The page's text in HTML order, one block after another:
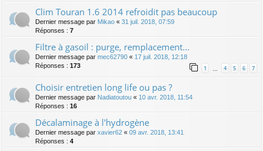
Clim Touran 1.6 2014 refroidit pas beaucoup
Dernier message par Mikao « 31 juil. 2018, 07:59
Réponses : 7
Filtre à gasoil : purge, remplacement...
Dernier message par mec62790 « 17 juil. 2018, 12:18
Réponses : 173 1 … 4 5 6 7
Choisir entretien long life ou pas ?
Dernier message par Nadiatoutou « 10 avr. 2018, 11:54
Réponses : 16
Décalaminage à l'hydrogène
Dernier message par xavier62 « 09 avr. 2018, 13:41
Réponses : 4